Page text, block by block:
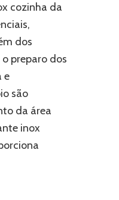
cozinha da
dos
preparo dos
e
são
da área
inox